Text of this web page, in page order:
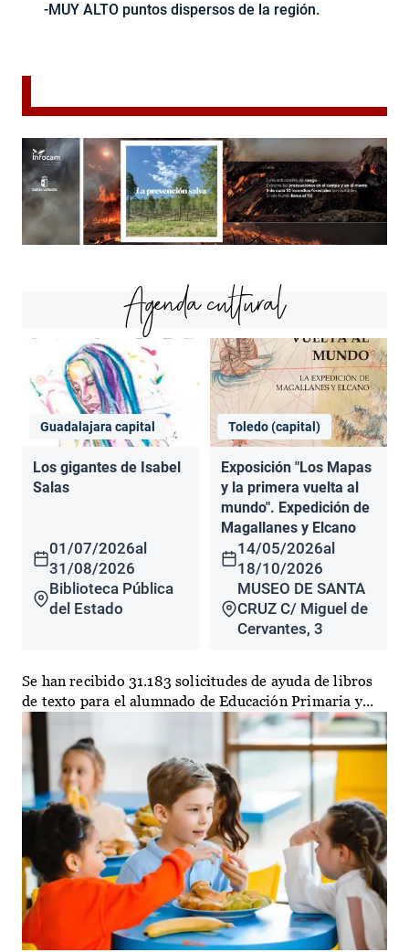
-MUY ALTO puntos dispersos de la región.
Agenda cultural
Guadalajara capital
Los gigantes de Isabel
Salas
01/07/2026al
31/08/2026
Biblioteca Pública
del Estado
Toledo (capital)
Exposición "Los Mapas
y la primera vuelta al
mundo". Expedición de
Magallanes y Elcano
14/05/2026al
18/10/2026
MUSEO DE SANTA
CRUZ C/ Miguel de
Cervantes, 3
Se han recibido 31.183 solicitudes de ayuda de libros
de texto para el alumnado de Educación Primaria y...